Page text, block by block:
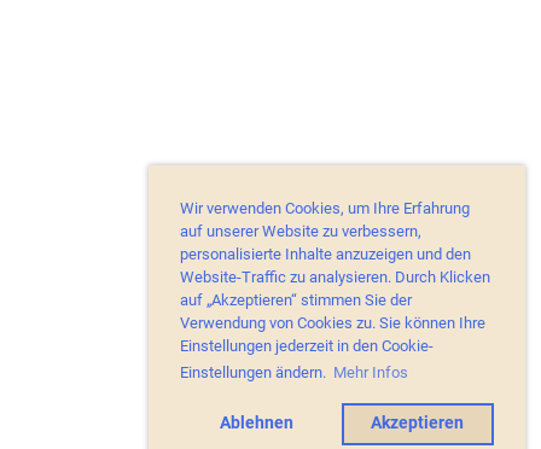
Wir verwenden Cookies, um Ihre Erfahrung
auf unserer Website zu verbessern,
personalisierte Inhalte anzuzeigen und den
Website-Traffic zu analysieren. Durch Klicken
auf „Akzeptieren“ stimmen Sie der
Verwendung von Cookies zu. Sie können Ihre
Einstellungen jederzeit in den Cookie-
Einstellungen ändern. Mehr Infos
Ablehnen Akzeptieren